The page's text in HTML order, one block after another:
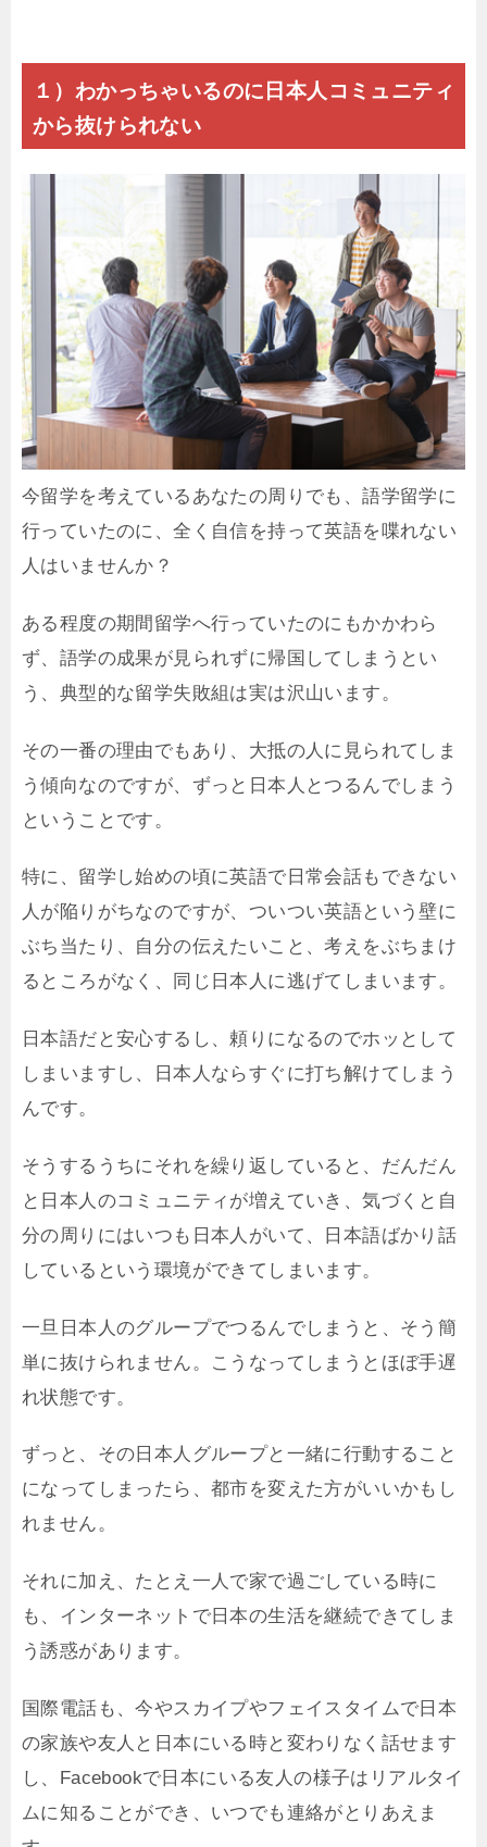
１）わかっちゃいるのに日本人コミュニティ
から抜けられない
今留学を考えているあなたの周りでも、語学留学に
行っていたのに、全く自信を持って英語を喋れない
人はいませんか？
ある程度の期間留学へ行っていたのにもかかわら
ず、語学の成果が見られずに帰国してしまうとい
う、典型的な留学失敗組は実は沢山います。
その一番の理由でもあり、大抵の人に見られてしま
う傾向なのですが、ずっと日本人とつるんでしまう
ということです。
特に、留学し始めの頃に英語で日常会話もできない
人が陥りがちなのですが、ついつい英語という壁に
ぶち当たり、自分の伝えたいこと、考えをぶちまけ
るところがなく、同じ日本人に逃げてしまいます。
日本語だと安心するし、頼りになるのでホッとして
しまいますし、日本人ならすぐに打ち解けてしまう
んです。
そうするうちにそれを繰り返していると、だんだん
と日本人のコミュニティが増えていき、気づくと自
分の周りにはいつも日本人がいて、日本語ばかり話
しているという環境ができてしまいます。
一旦日本人のグループでつるんでしまうと、そう簡
単に抜けられません。こうなってしまうとほぼ手遅
れ状態です。
ずっと、その日本人グループと一緒に行動すること
になってしまったら、都市を変えた方がいいかもし
れません。
それに加え、たとえ一人で家で過ごしている時に
も、インターネットで日本の生活を継続できてしま
う誘惑があります。
国際電話も、今やスカイプやフェイスタイムで日本
の家族や友人と日本にいる時と変わりなく話せます
し、Facebookで日本にいる友人の様子はリアルタイ
ムに知ることができ、いつでも連絡がとりあえま